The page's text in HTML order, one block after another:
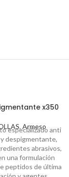
x350
, Armeso
especializado anti
despigmentante,
abrasivos,
una formulación
peptidos de última